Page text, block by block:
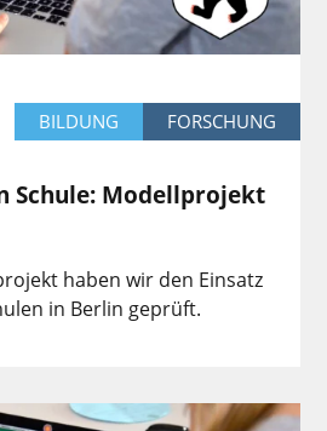
BILDUNG FORSCHUNG
Schule: Modellprojekt
haben wir den Einsatz
in Berlin geprüft.